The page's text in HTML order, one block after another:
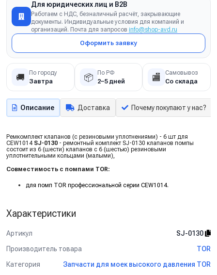
Для юридических лиц и B2B
Работаем с НДС, безналичный расчёт, закрывающие
документы. Индивидуальные условия для компаний и
организаций. Почта для запросов info@shop-avd.ru
Оформить заявку
🚚 По городу
Завтра 📦 По РФ
2–5 дней 🏬 Самовывоз
Со склада
Описание Доставка Почему покупают у нас?
Ремкомплект клапанов (с резиновыми уплотнениями) - 6 шт для
CEW1014 SJ-0130 - ремонтный комплект SJ-0130 клапанов помпы
состоит из 6 (шести) клапанов с 6 (шестью) резиновыми
уплотнительными кольцами (малыми),
Совместимость с помпами TOR:
для помп TOR профессиональной серии CEW1014.
Характеристики
Артикул
SJ-0130
Производитель товара
TOR
Категория
Запчасти для моек высокого давления TOR